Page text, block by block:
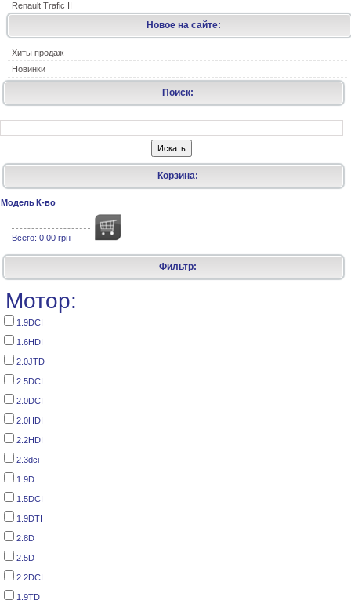
Renault Trafic II
Новое на сайте:
Хиты продаж
Новинки
Поиск:
Корзина:
Модель К-во
Всего: 0.00 грн
Фильтр:
Мотор:
1.9DCI
1.6HDI
2.0JTD
2.5DCI
2.0DCI
2.0HDI
2.2HDI
2.3dci
1.9D
1.5DCI
1.9DTI
2.8D
2.5D
2.2DCI
1.9TD